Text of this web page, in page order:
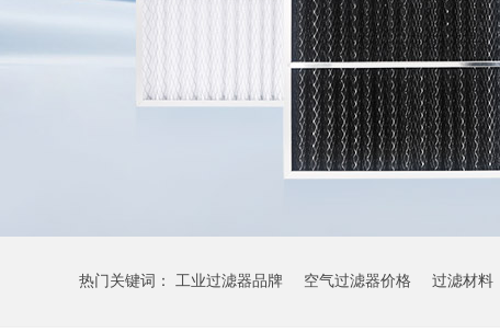
热门关键词： 工业过滤器品牌 空气过滤器价格 过滤材料